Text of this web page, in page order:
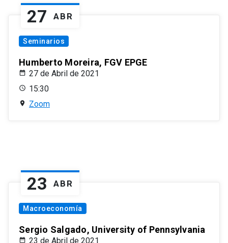
27 ABR
Seminarios
Humberto Moreira, FGV EPGE
27 de Abril de 2021
15:30
Zoom
23 ABR
Macroeconomía
Sergio Salgado, University of Pennsylvania
23 de Abril de 2021